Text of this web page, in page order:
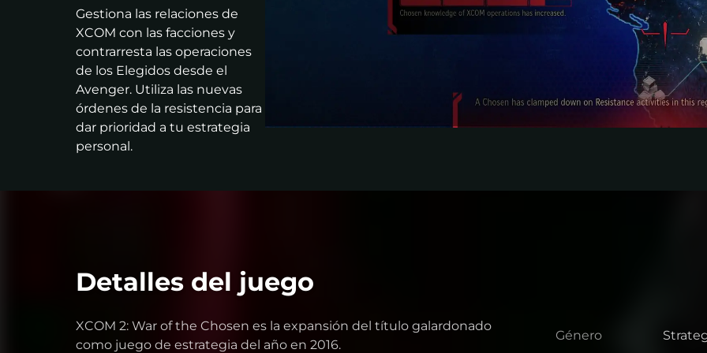
Gestiona las relaciones de
XCOM con las facciones y
contrarresta las operaciones
de los Elegidos desde el
Avenger. Utiliza las nuevas
órdenes de la resistencia para
dar prioridad a tu estrategia
personal.
Detalles del juego
XCOM 2: War of the Chosen es la expansión del título galardonado
como juego de estrategia del año en 2016.
Género